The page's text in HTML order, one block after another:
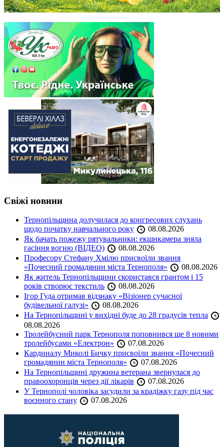
Свіжі новини
Тернопільщина долучилася до конгресових слухань
щодо початку навчального року
08.08.2026
Як бачать пожежу рятувальники: екшнкамера зняла
гасіння вогню (ВІДЕО)
08.08.2026
Професору Стефану Хмілю присвоїли звання
«Почесний громадянин міста Тернополя»
08.08.2026
Як житель Тернопільщини скористався грантом і 15
років створює текстиль
08.08.2026
Ігор Гуда отримав відзнаку «Візіонер сучасної
будівельної галузі»
08.08.2026
На Тернопільщині у вихідні буде до 28 градусів тепла
08.08.2026
Тролейбусний парк Тернополя поповнився ще 8 новими
тролейбусами «Електрон»
07.08.2026
Кардиналу Миколі Бичку присвоїли звання «Почесний
громадянин міста Тернополя»
07.08.2026
На Тернопільщині дружина ветерана звернулася до
правоохоронців через дії лікарів
07.08.2026
У Тернополі чоловіка засудили за крадіжку газу під час
воєнного стану
07.08.2026